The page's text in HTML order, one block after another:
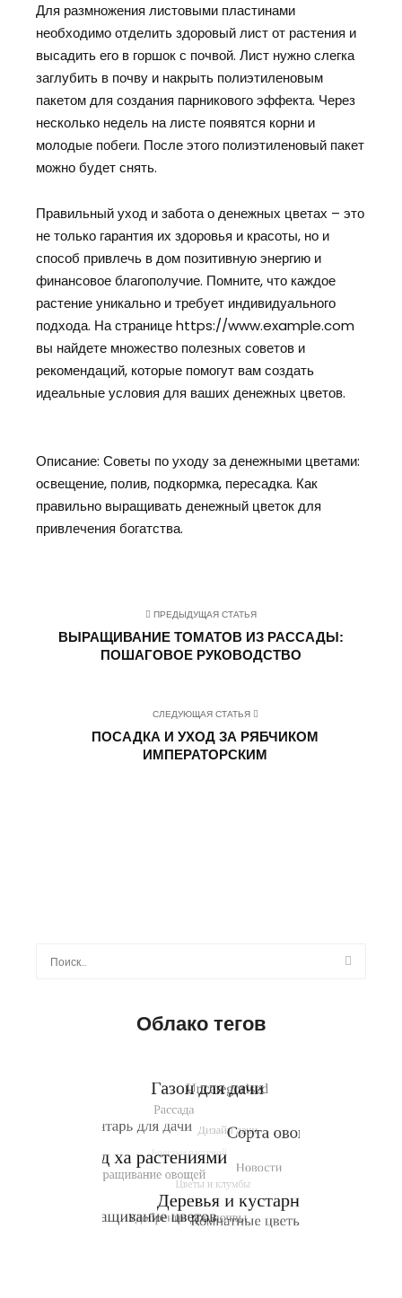
Для размножения листовыми пластинами
необходимо отделить здоровый лист от растения и
высадить его в горшок с почвой. Лист нужно слегка
заглубить в почву и накрыть полиэтиленовым
пакетом для создания парникового эффекта. Через
несколько недель на листе появятся корни и
молодые побеги. После этого полиэтиленовый пакет
можно будет снять.
Правильный уход и забота о денежных цветах – это
не только гарантия их здоровья и красоты, но и
способ привлечь в дом позитивную энергию и
финансовое благополучие. Помните, что каждое
растение уникально и требует индивидуального
подхода. На странице https://www.example.com
вы найдете множество полезных советов и
рекомендаций, которые помогут вам создать
идеальные условия для ваших денежных цветов.
Описание: Советы по уходу за денежными цветами:
освещение, полив, подкормка, пересадка. Как
правильно выращивать денежный цветок для
привлечения богатства.
ПРЕДЫДУЩАЯ СТАТЬЯ
ВЫРАЩИВАНИЕ ТОМАТОВ ИЗ РАССАДЫ:
ПОШАГОВОЕ РУКОВОДСТВО
СЛЕДУЮЩАЯ СТАТЬЯ
ПОСАДКА И УХОД ЗА РЯБЧИКОМ
ИМПЕРАТОРСКИМ
Найти:
Облако тегов